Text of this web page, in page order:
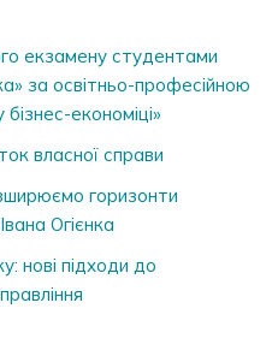
екзамену студентами
за освітньо-професійною
економіці»
власної справи
горизонти
Огієнка
нові підходи до